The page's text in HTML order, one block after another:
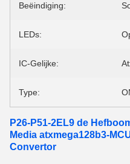
Beëindiging:
LEDs:
IC-Gelijke:
Type:
P26-P51-2EL9 de
Media atxmega128b3-
Convertor